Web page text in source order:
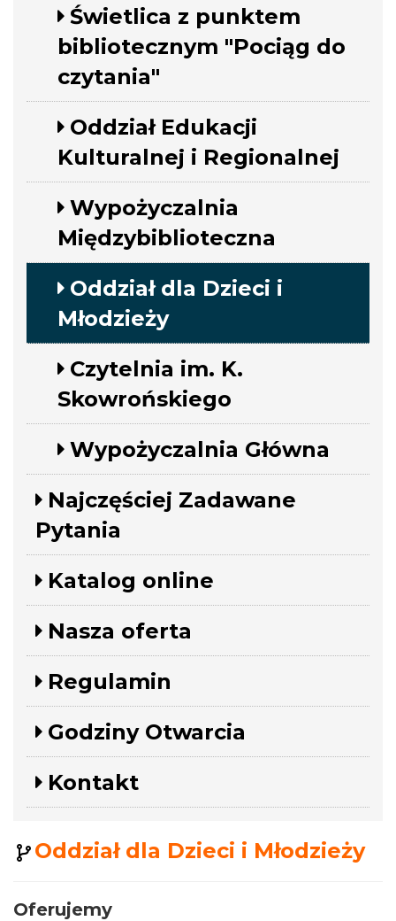
Świetlica z punktem
bibliotecznym "Pociąg do
czytania"
Oddział Edukacji
Kulturalnej i Regionalnej
Wypożyczalnia
Międzybiblioteczna
Oddział dla Dzieci i
Młodzieży
Czytelnia im. K.
Skowrońskiego
Wypożyczalnia Główna
Najczęściej Zadawane
Pytania
Katalog online
Nasza oferta
Regulamin
Godziny Otwarcia
Kontakt
Oddział dla Dzieci i Młodzieży
Oferujemy